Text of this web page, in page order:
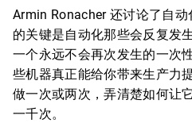
Armin Ronacher 还讨论了自
的关键是自动化那些会反复发
一个永远不会再次发生的一次
些机器真正能给你带来生产力
做一次或两次，弄清楚如何让
一千次。